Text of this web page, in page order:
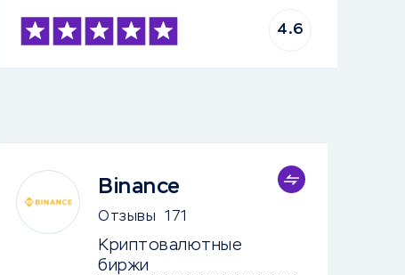
4.6
Binance
Отзывы 171
Криптовалютные
биржи